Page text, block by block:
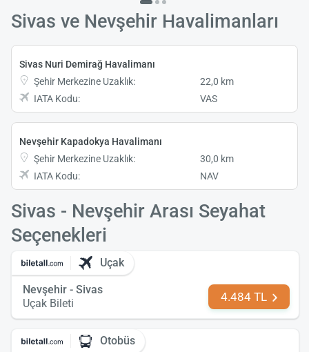
Sivas ve Nevşehir Havalimanları
Sivas Nuri Demirağ Havalimanı
Şehir Merkezine Uzaklık:
22,0 km
IATA Kodu:
VAS
Nevşehir Kapadokya Havalimanı
Şehir Merkezine Uzaklık:
30,0 km
IATA Kodu:
NAV
Sivas - Nevşehir Arası Seyahat
Seçenekleri
Uçak
Nevşehir - Sivas
Uçak Bileti
4.484 TL
Otobüs